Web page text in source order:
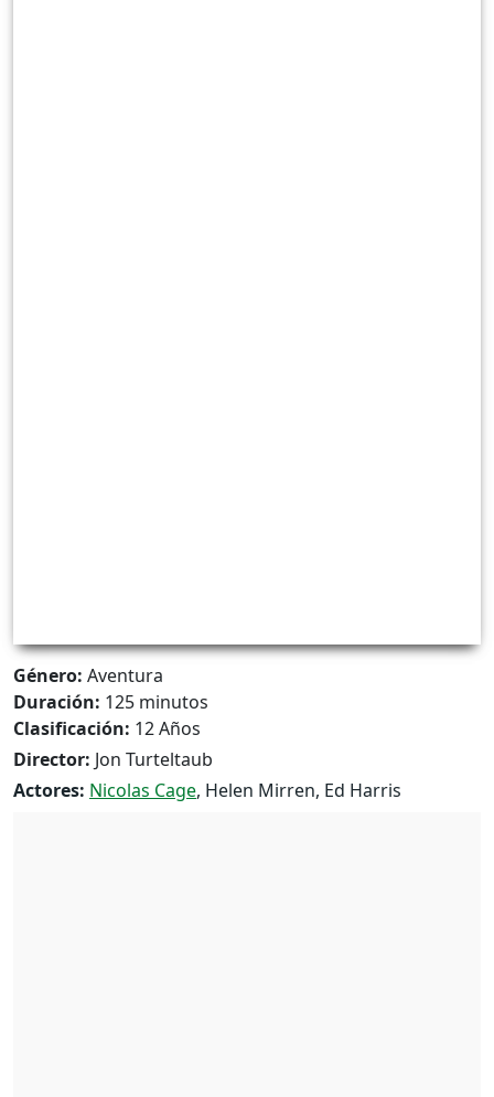
Género: Aventura
Duración: 125 minutos
Clasificación: 12 Años
Director: Jon Turteltaub
Actores: Nicolas Cage, Helen Mirren, Ed Harris